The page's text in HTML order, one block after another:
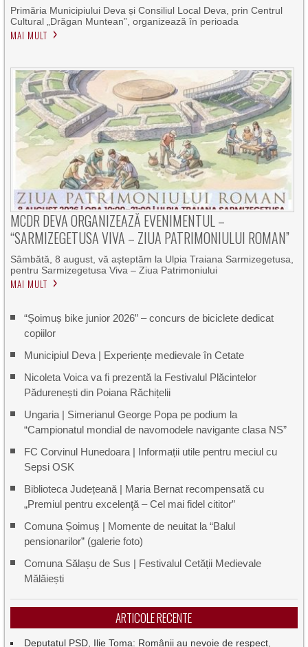
Primăria Municipiului Deva și Consiliul Local Deva, prin Centrul
Cultural „Drăgan Muntean”, organizează în perioada
MAI MULT
MCDR DEVA ORGANIZEAZĂ EVENIMENTUL –
“SARMIZEGETUSA VIVA – ZIUA PATRIMONIULUI ROMAN”
Sâmbătă, 8 august, vă așteptăm la Ulpia Traiana Sarmizegetusa,
pentru Sarmizegetusa Viva – Ziua Patrimoniului
MAI MULT
“Șoimuș bike junior 2026” – concurs de biciclete dedicat
copiilor
Municipiul Deva | Experiențe medievale în Cetate
Nicoleta Voica va fi prezentă la Festivalul Plăcintelor
Pădurenești din Poiana Răchițelii
Ungaria | Simerianul George Popa pe podium la
“Campionatul mondial de navomodele navigante clasa NS”
FC Corvinul Hunedoara | Informații utile pentru meciul cu
Sepsi OSK
Biblioteca Județeană | Maria Bernat recompensată cu
„Premiul pentru excelenţă – Cel mai fidel cititor”
Comuna Șoimuș | Momente de neuitat la “Balul
pensionarilor” (galerie foto)
Comuna Sălașu de Sus | Festivalul Cetății Medievale
Mălăiești
ARTICOLE RECENTE
Deputatul PSD, Ilie Toma: Românii au nevoie de respect,